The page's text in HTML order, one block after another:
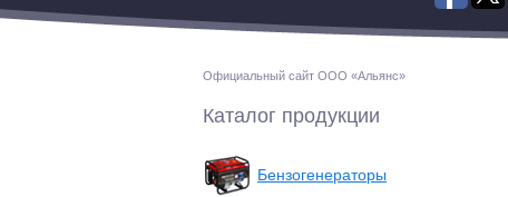
Официальный сайт ООО «Альянс»
Каталог продукции
Бензогенераторы